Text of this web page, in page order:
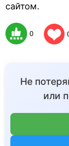
сайтом.
0
Не
или